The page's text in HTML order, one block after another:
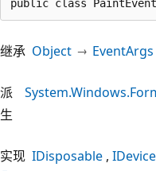
public class
继承 Object EventArgs
派
生
实现 IDisposable